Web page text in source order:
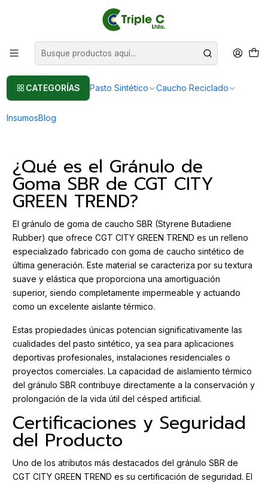
CATEGORÍAS Pasto Sintético Caucho Reciclado
InsumosBlog
Pasto sintético Para Jardín
Gránulo de Goma SBR: Solución Premium de CGT CITY GREEN
TREND para Césped Sintético
Gránulo de Goma SBR: Solución
Premium de CGT CITY GREEN TREND
para Césped Sintético
¿Qué es el Gránulo de
Goma SBR de CGT CITY
GREEN TREND?
El gránulo de goma de caucho SBR (Styrene Butadiene
Rubber) que ofrece CGT CITY GREEN TREND es un relleno
especializado fabricado con goma de caucho sintético de
última generación. Este material se caracteriza por su textura
suave y elástica que proporciona una amortiguación
superior, siendo completamente impermeable y actuando
como un excelente aislante térmico.
Estas propiedades únicas potencian significativamente las
cualidades del pasto sintético, ya sea para aplicaciones
deportivas profesionales, instalaciones residenciales o
proyectos comerciales. La capacidad de aislamiento térmico
del gránulo SBR contribuye directamente a la conservación y
prolongación de la vida útil del césped artificial.
Certificaciones y Seguridad
del Producto
Uno de los atributos más destacados del gránulo SBR de
CGT CITY GREEN TREND es su certificación de seguridad. El